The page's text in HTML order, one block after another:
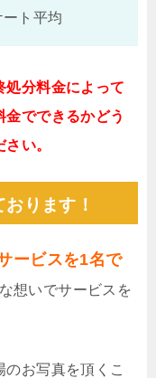
ト平均
分料金によって
でできるかどう
い。
ります！
ービスを1名で
想いでサービスを
お写真を頂くこ